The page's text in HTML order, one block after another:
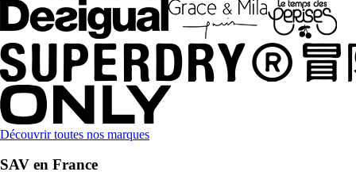
Découvrir toutes nos marques
SAV en France